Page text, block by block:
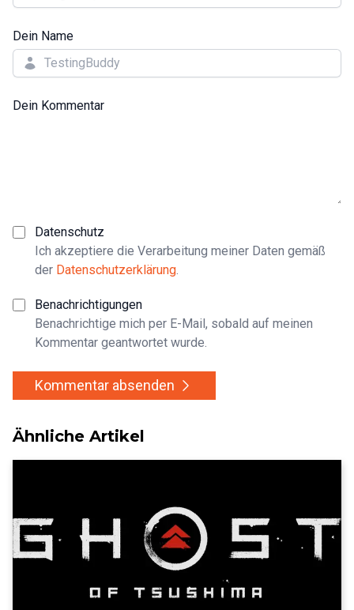
Dein Name
Dein Kommentar
Datenschutz
Ich akzeptiere die Verarbeitung meiner Daten gemäß
der Datenschutzerklärung.
Benachrichtigungen
Benachrichtige mich per E-Mail, sobald auf meinen
Kommentar geantwortet wurde.
Kommentar absenden
Ähnliche Artikel